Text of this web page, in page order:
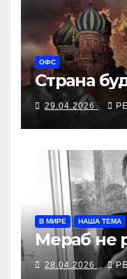
ОФС
Страна
29.04.2026
В МИРЕ НАША ТЕМА
Мераб не
28.04.2026